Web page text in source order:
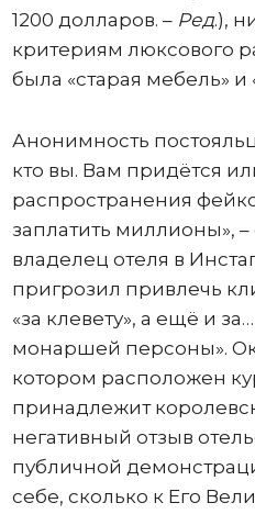
1200 долларов. – Ред.),
критериям люксового
была «старая мебель» и
Анонимность
кто вы. Вам придётся
распространения
заплатить миллионы», –
владелец отеля в
пригрозил привлечь
«за клевету», а ещё и
монаршей персоны».
котором расположен
принадлежит
негативный отзыв
публичной
себе, сколько к Его